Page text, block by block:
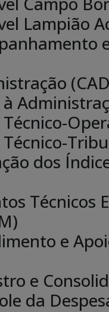
Lampião
dos
Técnicos
e
e
da